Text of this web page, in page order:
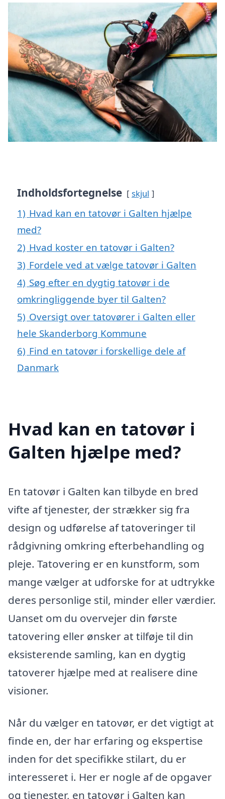
Indholdsfortegnelse skjul
1) Hvad kan en tatovør i Galten hjælpe
med?
2) Hvad koster en tatovør i Galten?
3) Fordele ved at vælge tatovør i Galten
4) Søg efter en dygtig tatovør i de
omkringliggende byer til Galten?
5) Oversigt over tatovører i Galten eller
hele Skanderborg Kommune
6) Find en tatovør i forskellige dele af
Danmark
Hvad kan en tatovør i
Galten hjælpe med?
En tatovør i Galten kan tilbyde en bred
vifte af tjenester, der strækker sig fra
design og udførelse af tatoveringer til
rådgivning omkring efterbehandling og
pleje. Tatovering er en kunstform, som
mange vælger at udforske for at udtrykke
deres personlige stil, minder eller værdier.
Uanset om du overvejer din første
tatovering eller ønsker at tilføje til din
eksisterende samling, kan en dygtig
tatoverer hjælpe med at realisere dine
visioner.
Når du vælger en tatovør, er det vigtigt at
finde en, der har erfaring og ekspertise
inden for det specifikke stilart, du er
interesseret i. Her er nogle af de opgaver
og tjenester, en tatovør i Galten kan